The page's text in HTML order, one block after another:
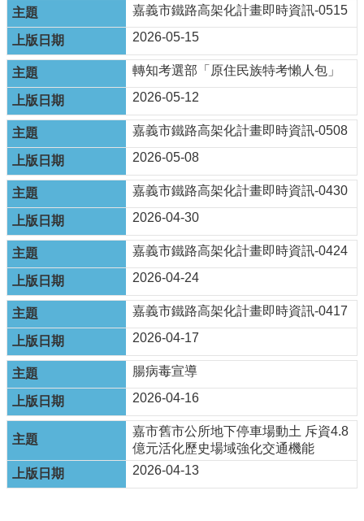
嘉
義
市
政
府
交
通
處
FB
資
訊
安
全
政
策
隱
私
權
政
策
資
料
開
放
宣
告
嘉義市鐵路高架化計畫即時資訊-0515
2026-05-15
轉知考選部「原住民族特考懶人包」
2026-05-12
嘉義市鐵路高架化計畫即時資訊-0508
2026-05-08
嘉義市鐵路高架化計畫即時資訊-0430
2026-04-30
嘉義市鐵路高架化計畫即時資訊-0424
2026-04-24
嘉義市鐵路高架化計畫即時資訊-0417
2026-04-17
腸病毒宣導
2026-04-16
嘉市舊市公所地下停車場動土 斥資4.8
億元活化歷史場域強化交通機能
2026-04-13